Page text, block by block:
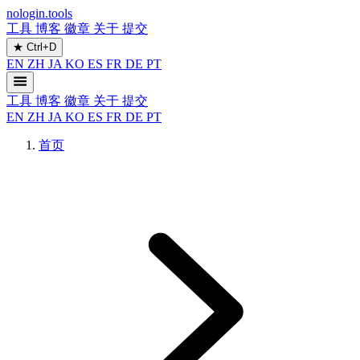
nologin.tools
工具 博客 徽章 关于 提交
★ Ctrl+D
EN ZH JA KO ES FR DE PT
工具 博客 徽章 关于 提交
EN ZH JA KO ES FR DE PT
首页